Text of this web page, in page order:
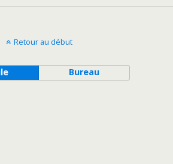
Retour au début
Bureau